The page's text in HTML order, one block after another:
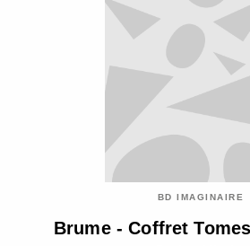
BD IMAGINAIRE
Brume - Coffret